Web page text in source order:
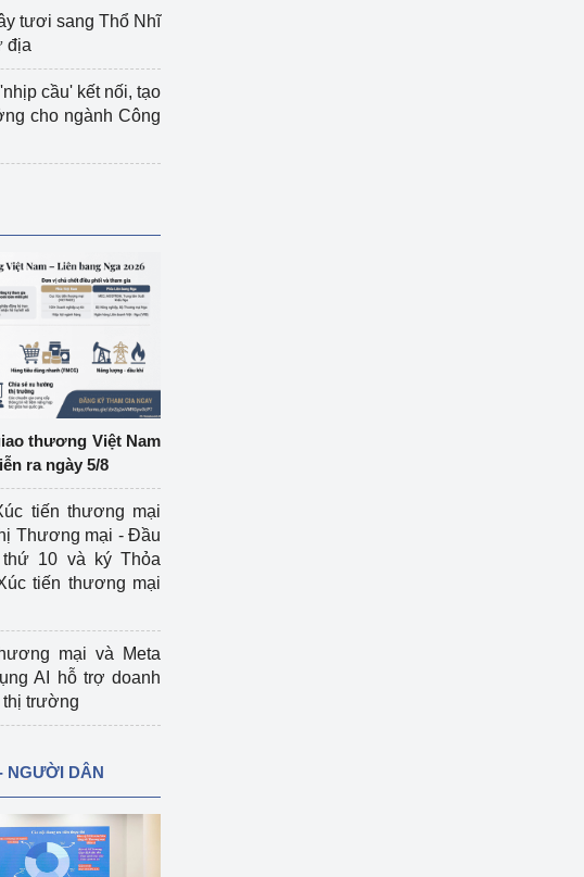
tươi sang Thổ Nhĩ
địa
cầu' kết nối, tạo
cho ngành Công
thương Việt Nam
ra ngày 5/8
tiến thương mại
Thương mại - Đầu
10 và ký Thỏa
tiến thương mại
mại và Meta
AI hỗ trợ doanh
thị trường
NGƯỜI DÂN